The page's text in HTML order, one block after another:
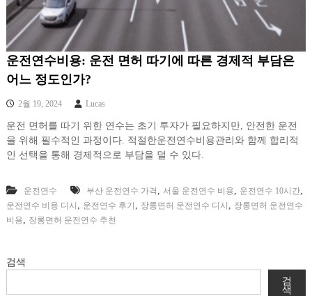
운전연수비용: 운전 면허 따기에 따른 경제적 부담은
어느 정도인가?
2월 19, 2024 Lucas
운전 면허를 따기 위한 연수는 초기 투자가 필요하지만, 안전한 운전
을 위해 필수적인 과정이다. 적절한운전연수비용관리와 함께 합리적
인 선택을 통해 경제적으로 부담을 덜 수 있다.
운전연수 부산 운전연수 가격 서울 운전연수 비용 운전연수 10시간,
운전연수 비용 디시 운전연수 후기 장롱면허 운전연수 디시
장롱면허 운전연수
비용
장롱면허 운전연수 추천
검색
검
색